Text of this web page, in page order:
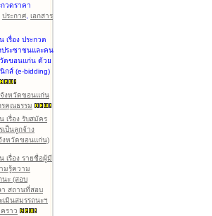
วดราคา
ประกาศ, เอกสาร
เรื่อง ประกวด
ประชาชนและคน
ดขอนแก่น ด้วย
กส์ (e-bidding)
งหวัดขอนแก่น
รคุณธรรม
เรื่อง รับสมัคร
เป็นลูกจ้าง
งหวัดขอนแก่น)
เรื่อง รายชื่อผู้มี
มรู้ความ
นะ (สอบ
สถานที่สอบ
เมินสมรรถนะฯ
ราว